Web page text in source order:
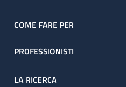
COME FARE PER
PROFESSIONISTI
LA RICERCA